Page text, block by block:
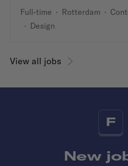
Full-time · Rotterdam ·
· Design
View all jobs
F
New